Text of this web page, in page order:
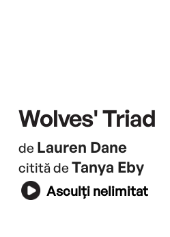
Wolves' Triad
de Lauren Dane
citită de Tanya Eby
Asculți nelimitat